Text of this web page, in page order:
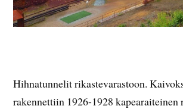
Hihnatunnelit rikastevarastoon.
rakennettiin 1926-1928 kapearaiteinen